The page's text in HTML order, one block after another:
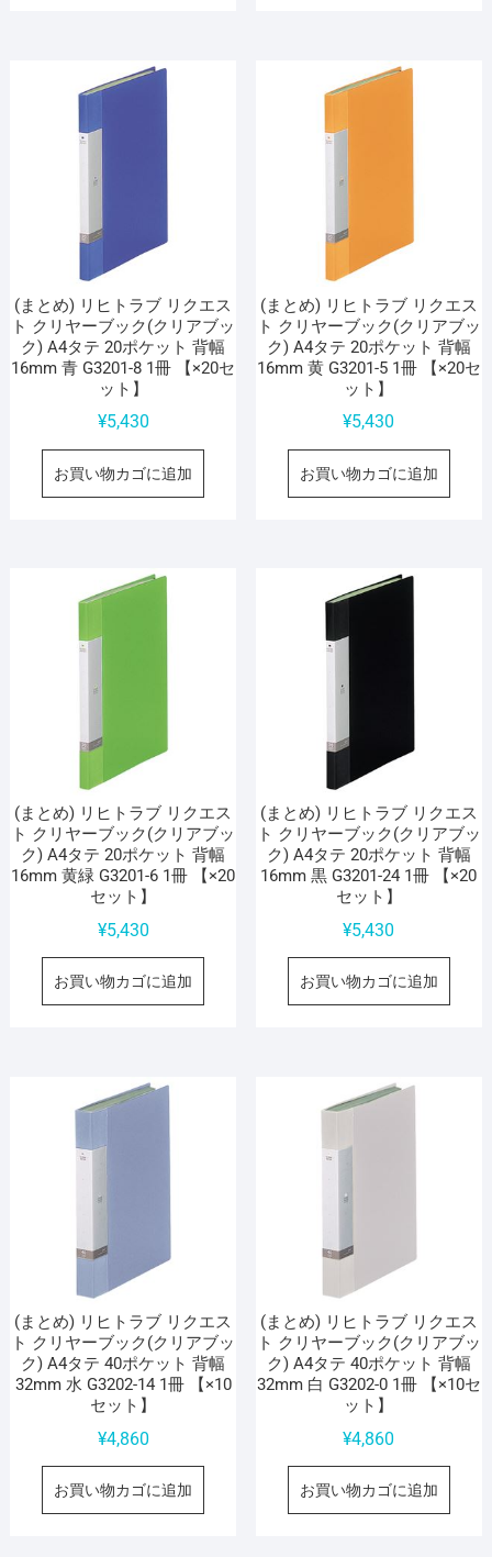
(まとめ) リヒトラブ リクエス
ト クリヤーブック(クリアブッ
ク) A4タテ 20ポケット 背幅
16mm 青 G3201-8 1冊 【×20セ
ット】
¥5,430
お買い物カゴに追加
(まとめ) リヒトラブ リクエス
ト クリヤーブック(クリアブッ
ク) A4タテ 20ポケット 背幅
16mm 黄 G3201-5 1冊 【×20セ
ット】
¥5,430
お買い物カゴに追加
(まとめ) リヒトラブ リクエス
ト クリヤーブック(クリアブッ
ク) A4タテ 20ポケット 背幅
16mm 黄緑 G3201-6 1冊 【×20
セット】
¥5,430
お買い物カゴに追加
(まとめ) リヒトラブ リクエス
ト クリヤーブック(クリアブッ
ク) A4タテ 20ポケット 背幅
16mm 黒 G3201-24 1冊 【×20
セット】
¥5,430
お買い物カゴに追加
(まとめ) リヒトラブ リクエス
ト クリヤーブック(クリアブッ
ク) A4タテ 40ポケット 背幅
32mm 水 G3202-14 1冊 【×10
セット】
¥4,860
お買い物カゴに追加
(まとめ) リヒトラブ リクエス
ト クリヤーブック(クリアブッ
ク) A4タテ 40ポケット 背幅
32mm 白 G3202-0 1冊 【×10セ
ット】
¥4,860
お買い物カゴに追加